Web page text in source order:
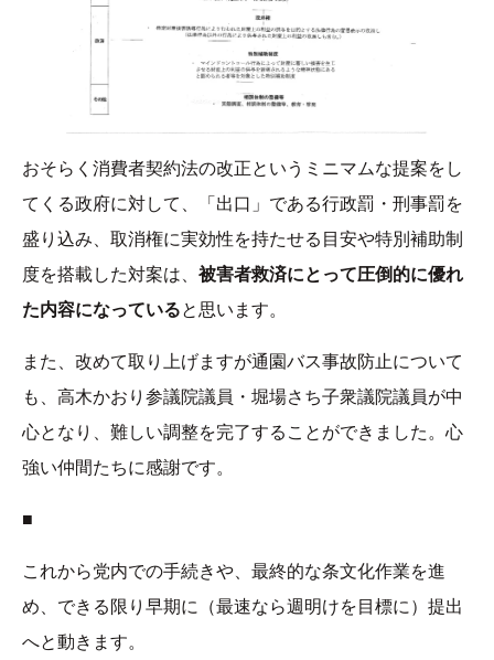
おそらく消費者契約法の改正というミニマムな提案をし
てくる政府に対して、「出口」である行政罰・刑事罰を
盛り込み、取消権に実効性を持たせる目安や特別補助制
度を搭載した対案は、 被害者救済にとって圧倒的に優れ
た内容になっていると思います。
また、改めて取り上げますが通園バス事故防止について
も、高木かおり参議院議員・堀場さち子衆議院議員が中
心となり、難しい調整を完了することができました。心
強い仲間たちに感謝です。
■
これから党内での手続きや、最終的な条文化作業を進
め、できる限り早期に（最速なら週明けを目標に）提出
へと動きます。